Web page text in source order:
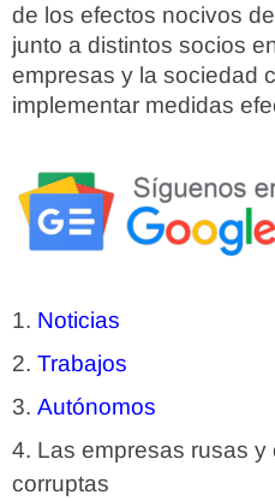
de los efectos nocivos
junto a distintos socios
empresas y la sociedad
implementar medidas
Noticias
Trabajos
Autónomos
Las empresas rusas
corruptas